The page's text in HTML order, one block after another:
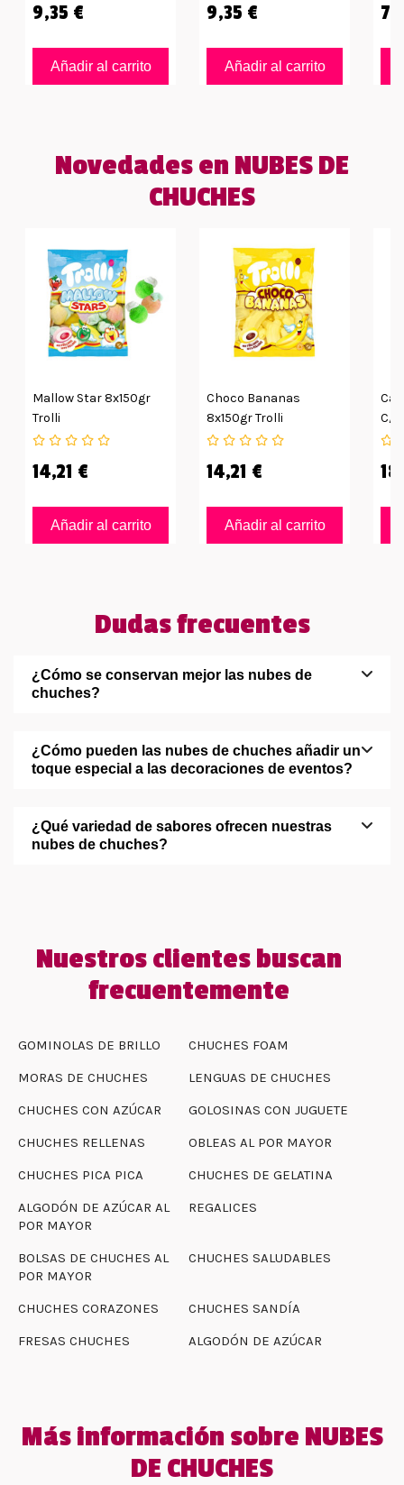
9,35 €
Añadir al carrito
9,35 €
Añadir al carrito
Novedades en NUBES DE
CHUCHES
Mallow Star 8x150gr
Trolli
14,21 €
Añadir al carrito
Choco Bananas
8x150gr Trolli
14,21 €
Añadir al carrito
C/
Dudas frecuentes
¿Cómo se conservan mejor las nubes de
chuches?
¿Cómo pueden las nubes de chuches añadir un
toque especial a las decoraciones de eventos?
¿Qué variedad de sabores ofrecen nuestras
nubes de chuches?
Nuestros clientes buscan
frecuentemente
GOMINOLAS DE BRILLO
CHUCHES FOAM
MORAS DE CHUCHES
LENGUAS DE CHUCHES
CHUCHES CON AZÚCAR
GOLOSINAS CON JUGUETE
CHUCHES RELLENAS
OBLEAS AL POR MAYOR
CHUCHES PICA PICA
CHUCHES DE GELATINA
ALGODÓN DE AZÚCAR AL
POR MAYOR
REGALICES
BOLSAS DE CHUCHES AL
POR MAYOR
CHUCHES SALUDABLES
CHUCHES CORAZONES
CHUCHES SANDÍA
FRESAS CHUCHES
ALGODÓN DE AZÚCAR
Más información sobre NUBES
DE CHUCHES